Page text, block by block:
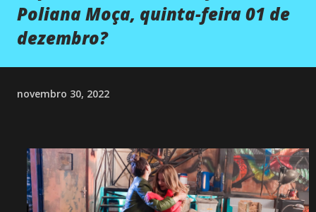
Poliana Moça, quinta-feira 01 de
dezembro?
novembro 30, 2022